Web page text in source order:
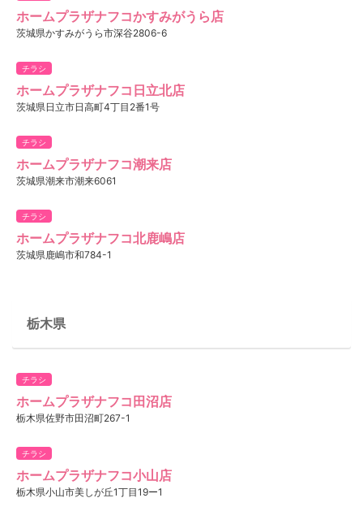
ホームプラザナフコかすみがうら店
茨城県かすみがうら市深谷2806-6
チラシ
ホームプラザナフコ日立北店
茨城県日立市日高町4丁目2番1号
チラシ
ホームプラザナフコ潮来店
茨城県潮来市潮来6061
チラシ
ホームプラザナフコ北鹿嶋店
茨城県鹿嶋市和784-1
栃木県
チラシ
ホームプラザナフコ田沼店
栃木県佐野市田沼町267-1
チラシ
ホームプラザナフコ小山店
栃木県小山市美しが丘1丁目19ー1